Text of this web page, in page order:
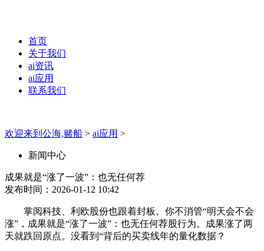
首页
关于我们
ai资讯
ai应用
联系我们
欢迎来到公海,赌船 > ai应用 >
新闻中心
成果就是“涨了一波”：也无任何荐
发布时间：2026-01-12 10:42
掌阅科技、利欧股份也跟着封板。你不消管“明天会不会
涨”，成果就是“涨了一波”：也无任何荐股行为。成果涨了两
天就跌回原点。没看到“背后的买卖线年的量化数据？